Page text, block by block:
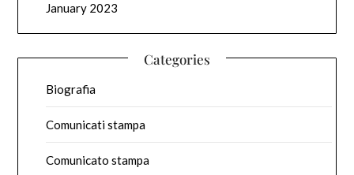
January 2023
Categories
Biografia
Comunicati stampa
Comunicato stampa